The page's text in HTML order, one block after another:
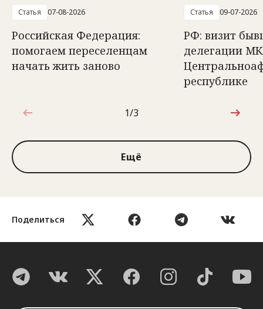
Поделиться
Статья 07-08-2026
Российская Федерация:
помогаем переселенцам
начать жить заново
Статья 09-07-2026
РФ: визит
делегации
республике
1 из 3
1/3
Ещё